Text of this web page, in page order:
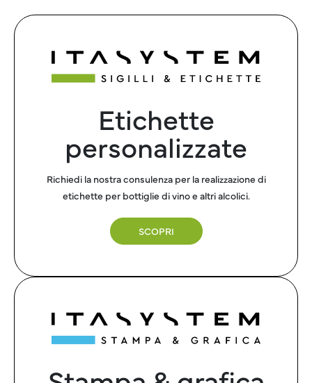
Etichette
personalizzate
Richiedi la nostra consulenza per la realizzazione di
etichette per bottiglie di vino e altri alcolici.
SCOPRI